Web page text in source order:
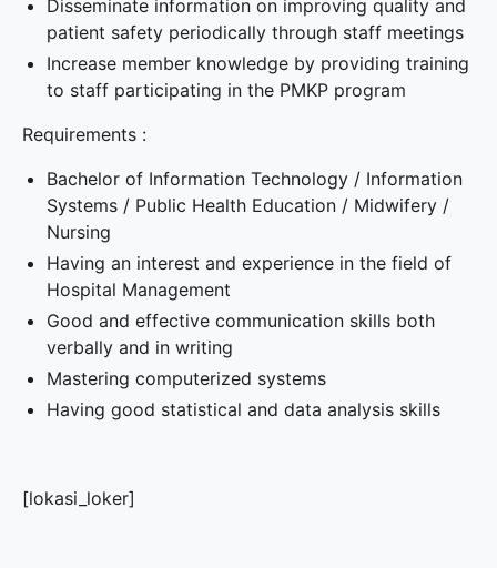
Disseminate information on improving quality and
patient safety periodically through staff meetings
Increase member knowledge by providing training
to staff participating in the PMKP program
Requirements :
Bachelor of Information Technology / Information
Systems / Public Health Education / Midwifery /
Nursing
Having an interest and experience in the field of
Hospital Management
Good and effective communication skills both
verbally and in writing
Mastering computerized systems
Having good statistical and data analysis skills
[lokasi_loker]